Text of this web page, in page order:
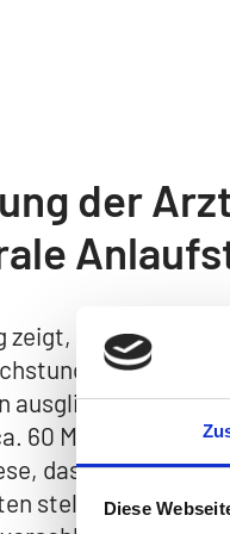
Diese
der
zeigt, dass eine
zu
ausgliedern und
60 Minuten
das
stellen wir Ihnen